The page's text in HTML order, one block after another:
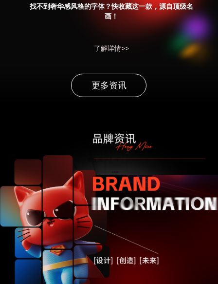
找不到奢华感风格的字体？快收藏这一款，源自顶级名
画！
了解详情>>
更多资讯